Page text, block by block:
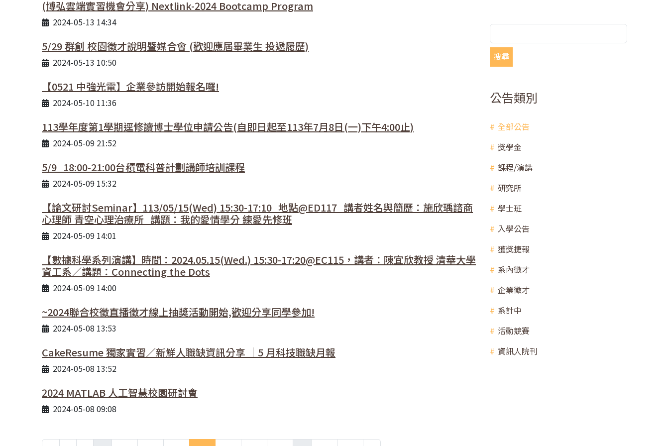
(博弘雲端實習機會分享) Nextlink-2024 Bootcamp Program
2024-05-13 14:34
5/29 群創 校園徵才說明暨媒合會 (歡迎應屆畢業生 投遞履歷)
2024-05-13 10:50
【0521 中強光電】企業參訪開始報名囉!
2024-05-10 11:36
113學年度第1學期逕修讀博士學位申請公告(自即日起至113年7月8日(一)下午4:00止)
2024-05-09 21:52
5/9_18:00-21:00台積電科普計劃講師培訓課程
2024-05-09 15:32
【論文研討Seminar】113/05/15(Wed) 15:30-17:10_地點@ED117_講者姓名與簡歷：施欣瑀諮商
心理師 青空心理治療所_講題：我的愛情學分 練愛先修班
2024-05-09 14:01
【數據科學系列演講】時間：2024.05.15(Wed.) 15:30-17:20@EC115，講者：陳宜欣教授 清華大學
資工系／講題：Connecting the Dots
2024-05-09 14:00
~2024聯合校徵直播徵才線上抽奬活動開始,歡迎分享同學參加!
2024-05-08 13:53
CakeResume 獨家實習／新鮮人職缺資訊分享 ｜5 月科技職缺月報
2024-05-08 13:52
2024 MATLAB 人工智慧校園研討會
2024-05-08 09:08
搜尋
公告類別
全部公告
獎學金
課程/演講
研究所
學士班
入學公告
獲獎捷報
系內徵才
企業徵才
系計中
活動競賽
資訊人院刊